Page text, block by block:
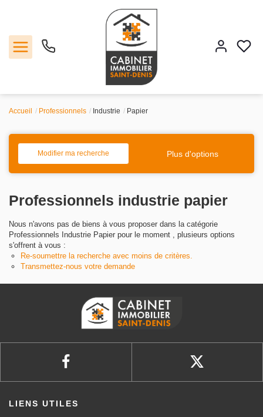
Location
Agence
Contact
Accueil Professionnels Industrie Papier
Modifier ma recherche Plus d'options
Professionnels industrie papier
Nous n'avons pas de biens à vous proposer dans la catégorie
Professionnels Industrie Papier pour le moment , plusieurs options
s'offrent à vous :
Re-soumettre la recherche avec moins de critères.
Transmettez-nous votre demande
LIENS UTILES